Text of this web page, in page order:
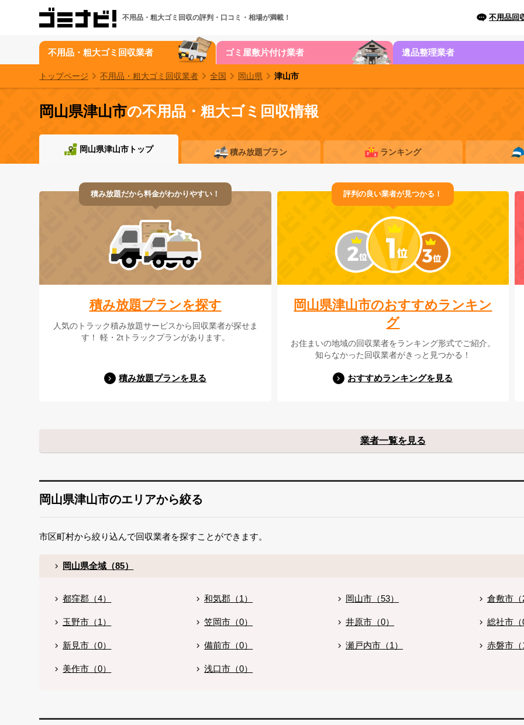
不用品・粗大ゴミ回収の評判・口コミ・相場が満載！ 不用品回
不用品・粗大ゴミ回収業者 ゴミ屋敷片付け業者 遺品整理業者
トップページ 不用品・粗大ゴミ回収業者 全国 岡山県 津山市
岡山県津山市の不用品・粗大ゴミ回収情報
岡山県津山市トップ 積み放題プラン ランキング
積み放題だから料金がわかりやすい！
積み放題プランを探す
人気のトラック積み放題サービスから回収業者が探せま
す！ 軽・2tトラックプランがあります。
積み放題プランを見る
評判の良い業者が見つかる！
岡山県津山市のおすすめランキン
グ
お住まいの地域の回収業者をランキング形式でご紹介。
知らなかった回収業者がきっと見つかる！
おすすめランキングを見る
業者一覧を見る
岡山県津山市のエリアから絞る
市区町村から絞り込んで回収業者を探すことができます。
岡山県全域（85）
都窪郡（4） 和気郡（1） 岡山市（53） 倉敷市（
玉野市（1） 笠岡市（0） 井原市（0） 総社市（
新見市（0） 備前市（0） 瀬戸内市（1） 赤磐市（
美作市（0） 浅口市（0）